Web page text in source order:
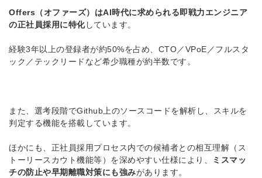
Offers（オファーズ）はAI時代に求められる即戦力エンジニア
の正社員採用に特化しています。
経験3年以上の登録者が約50%を占め、CTO／VPoE／フルスタ
ック／テックリードなど希少職種が約半数です。
また、選考段階でGithub上のソースコードを解析し、スキルを
判定する機能を搭載しています。
ほかにも、正社員採用プロセス内での候補者との相互理解（ス
トーリースカウト機能等）を深めやすい仕様により、
ミスマッ
チの防止や早期離職対策にも強みがあります。